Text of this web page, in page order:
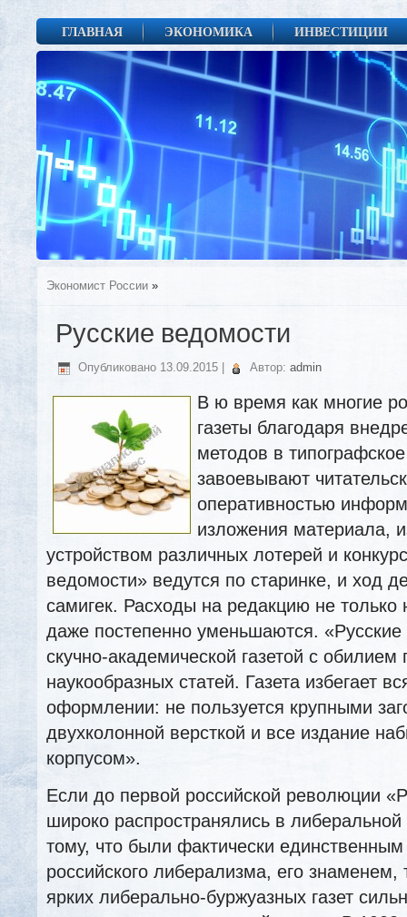
ГЛАВНАЯ ЭКОНОМИКА ИНВЕСТИЦИИ
Экономист России »
Русские ведомости
Опубликовано 13.09.2015 Автор: admin
В ю время как многие
газеты благодаря
методов в
завоевывают
оперативностью
изложения материала,
устройством различных лотерей и
ведомости» ведутся по старинке, и ход
самигек. Расходы на редакцию не только
даже постепенно уменьшаются.
скучно-академической газетой с обилием
наукообразных статей. Газета избегает
оформлении: не пользуется крупными
двухколонной версткой и все издание
корпусом».
Если до первой российской революции
широко распространялись в
тому, что были фактически
российского либерализма, его
ярких либерально-буржуазных газет